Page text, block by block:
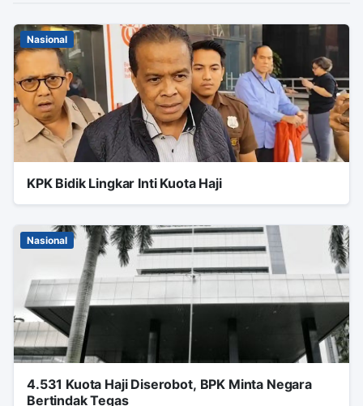
Nasional
KPK Bidik Lingkar Inti Kuota Haji
Nasional
4.531 Kuota Haji Diserobot, BPK Minta Negara
Bertindak Tegas